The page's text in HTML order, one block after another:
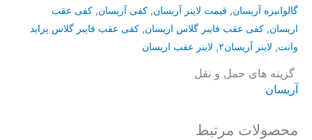
گالوانیزه آریسان, قیمت لاینر آریسان, کفی آریسان, کفی عقب
اریسان, کفی عقب فایبر گلاس اریسان, کفی عقب فایبر گلاس پراید
وانت, لاینر آریسان۲ , لاینر عقب اریسان
گزینه های حمل و نقل
آریسان
محصولات مرتبط